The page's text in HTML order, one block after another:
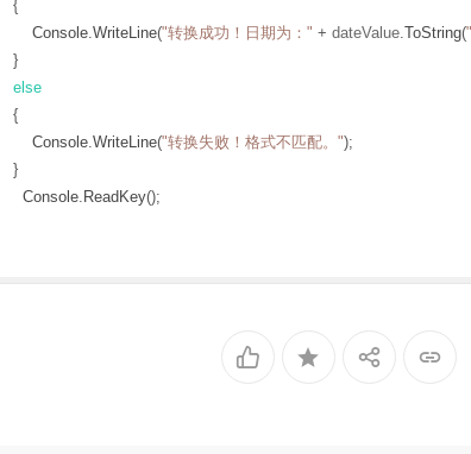
{
Console.WriteLine("转换成功！日期为：" + dateValue.ToString(
}
else
{
Console.WriteLine("转换失败！格式不匹配。");
}
Console. ReadKey();